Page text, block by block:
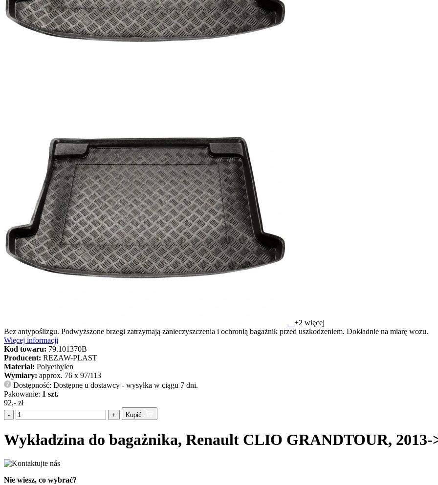
+2 więcej
Bez antypoślizgu. Podwyższone brzegi zatrzymają zanieczyszczenia i ochronią bagażnik przed uszkodzeniem. Dokładnie na miarę wozu.
Więcej informacji
Kod towaru: 79.101370B
Producent: REZAW-PLAST
Materiał: Polyethylen
Wymiary: approx. 76 x 97/113
?
Dostępność: Dostępne u dostawcy - wysyłka w ciągu 7 dni.
Pakowanie: 1 szt.
92,- zł
- + Kupić
Wykładzina do bagażnika, Renault CLIO GRANDTOUR, 2013-
Nie wiesz, co wybrać?